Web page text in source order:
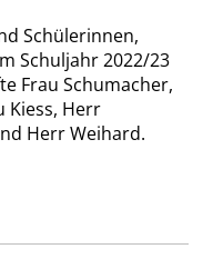
Schülerinnen,
Schuljahr 2022/23
Frau Schumacher,
Kiess, Herr
Herr Weihard.